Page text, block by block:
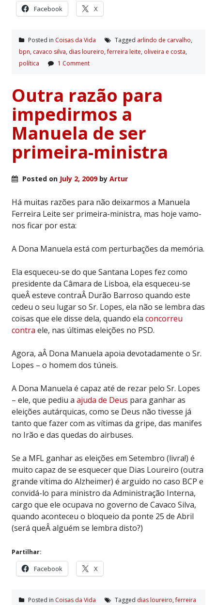
Facebook X
Posted in Coisas da Vida Tagged arlindo de carvalho,
bpn, cavaco silva, dias loureiro,ferreira leite, oliveira e costa,
polí­tica
1 Comment
Outra razão para
impedirmos a
Manuela de ser
primeira-ministra
Posted on July 2, 2009by Artur
Há muitas razões para não deixarmos a Manuela
Ferreira Leite ser primeira-ministra, mas hoje vamo-
nos ficar por esta:
A Dona Manuela está com perturbações da memória.
Ela esqueceu-se do que Santana Lopes fez como
presidente da Câmara de Lisboa, ela esqueceu-se
queÂ esteve contraÂ Durão Barroso quando este
cedeu o seu lugar so Sr. Lopes, ela não se lembra das
coisas que ele disse dela, quando ela concorreu
contra ele, nas últimas eleições no PSD.
Agora, aÂ Dona Manuela apoia devotadamente o Sr.
Lopes – o homem dos túneis.
A Dona Manuela é capaz até de rezar pelo Sr. Lopes
– ele, que pediu a ajuda de Deus para ganhar as
eleições autárquicas, como se Deus não tivesse já
tanto que fazer com as vítimas da gripe, das manifes
no Irão e das quedas do airbuses.
Se a MFL ganhar as eleições em Setembro (livra!) é
muito capaz de se esquecer que Dias Loureiro (outra
grande vítima do Alzheimer) é arguido no caso BCP e
convidá-lo para ministro da Administração Interna,
cargo que ele ocupava no governo de Cavaco Silva,
quando aconteceu o bloqueio da ponte 25 de Abril
(será queÂ alguém se lembra disto?)
Partilhar:
Facebook X
Posted in Coisas da Vida Tagged dias loureiro,ferreira